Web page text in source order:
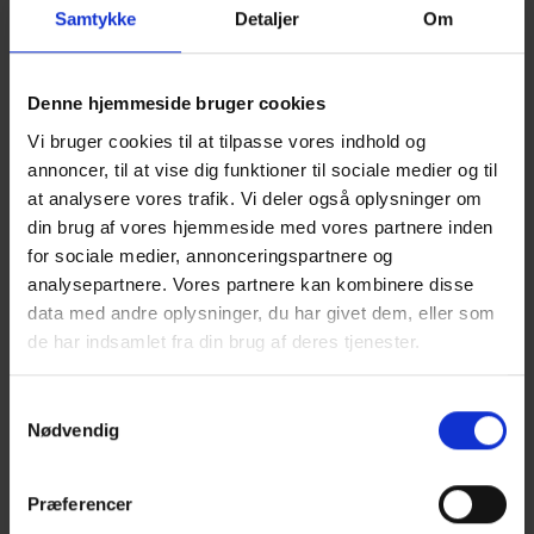
Samtykke Detaljer Om
Denne hjemmeside bruger cookies
Vi bruger cookies til at tilpasse vores indhold og
annoncer, til at vise dig funktioner til sociale medier og til
at analysere vores trafik. Vi deler også oplysninger om
din brug af vores hjemmeside med vores partnere inden
for sociale medier, annonceringspartnere og
analysepartnere. Vores partnere kan kombinere disse
data med andre oplysninger, du har givet dem, eller som
de har indsamlet fra din brug af deres tjenester.
Nødvendig
Præferencer
grundlag for dit projekt. Bygningsdetaljerne er baseret på det
tekniske grundlag i Træinformations publikationer.
Ved ibrugtagning er der behov for individuel tilpasning af
løsningerne. Brugeren overtager i alle tilfælde det fulde ansvar
for løsningernes anvendelse, egnethed og lovlighed i den
konkrete byggesag, uanset om de bruges direkte eller tilpasses
det aktuelle byggeri. Bemærk at du altid bør holder dig ajour
med de nyeste og gældende anvisninger i
voresTRÆhåndbøgerogtillæg og opdateringer.
Online adgang 24 timer i døgnet
adgangskode.
For at kunne bruge TRÆcad skal du tegne et abonnement. Det
giver dig og alle medarbejdere i jeres virksomhed direkte